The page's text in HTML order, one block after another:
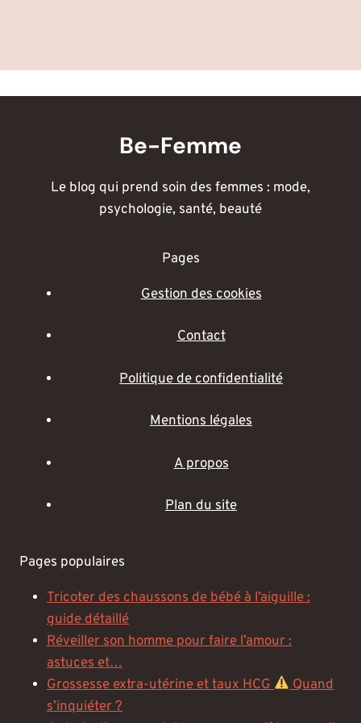
Be-Femme
Le blog qui prend soin des femmes : mode,
psychologie, santé, beauté
Pages
Gestion des cookies
Contact
Politique de confidentialité
Mentions légales
A propos
Plan du site
Pages populaires
Tricoter des chaussons de bébé à l’aiguille :
guide détaillé
Réveiller son homme pour faire l’amour :
astuces et…
Grossesse extra-utérine et taux HCG
Quand
s’inquiéter ?